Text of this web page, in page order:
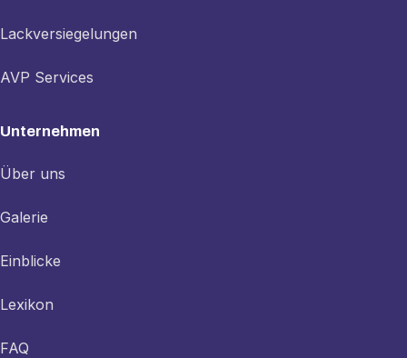
Lackversiegelungen
AVP Services
Unternehmen
Über uns
Galerie
Einblicke
Lexikon
FAQ